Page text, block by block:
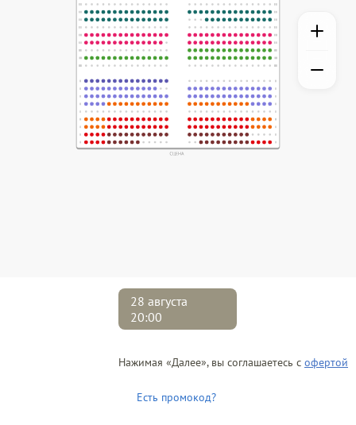
28 августа
20:00
Нажимая «Далее», вы соглашаетесь с офертой
Есть промокод?